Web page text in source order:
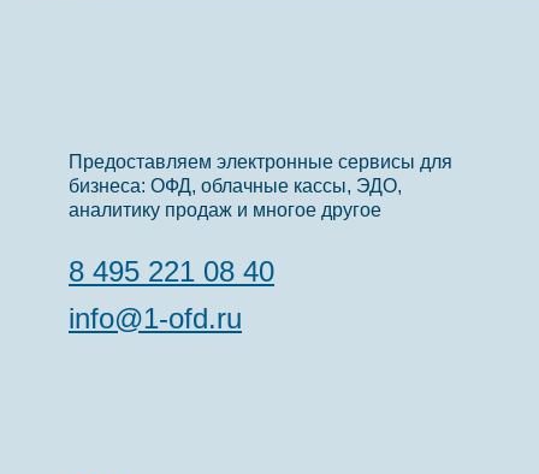
Предоставляем электронные сервисы для
бизнеса: ОФД, облачные кассы, ЭДО,
аналитику продаж и многое другое
8 495 221 08 40
info@1-ofd.ru